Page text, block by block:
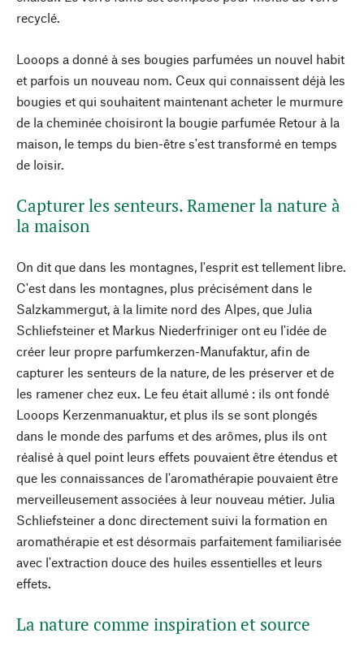
recyclé.
Looops a donné à ses bougies parfumées un nouvel habit
et parfois un nouveau nom. Ceux qui connaissent déjà les
bougies et qui souhaitent maintenant acheter le murmure
de la cheminée choisiront la bougie parfumée Retour à la
maison, le temps du bien-être s'est transformé en temps
de loisir.
Capturer les senteurs. Ramener la nature à
la maison
On dit que dans les montagnes, l'esprit est tellement libre.
C'est dans les montagnes, plus précisément dans le
Salzkammergut, à la limite nord des Alpes, que Julia
Schliefsteiner et Markus Niederfriniger ont eu l'idée de
créer leur propre parfumkerzen-Manufaktur, afin de
capturer les senteurs de la nature, de les préserver et de
les ramener chez eux. Le feu était allumé : ils ont fondé
Looops Kerzenmanuaktur, et plus ils se sont plongés
dans le monde des parfums et des arômes, plus ils ont
réalisé à quel point leurs effets pouvaient être étendus et
que les connaissances de l'aromathérapie pouvaient être
merveilleusement associées à leur nouveau métier. Julia
Schliefsteiner a donc directement suivi la formation en
aromathérapie et est désormais parfaitement familiarisée
avec l'extraction douce des huiles essentielles et leurs
effets.
La nature comme inspiration et source